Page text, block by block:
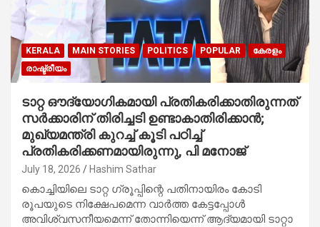
KERALA MAIN STORIES POLITICS POPULAR
കേരളം
രാഷ്ട്രീയം
ടാറ്റ ഔദ്യോഗികമായി പ്രതികരിക്കാതിരുന്നത്
സർക്കാരിന് തിരിച്ചടി ഉണ്ടാകാതിരിക്കാൻ;
മുഖ്യമന്ത്രി കുറച്ച് കൂടി പഠിച്ച്
പ്രതികരിക്കണമായിരുന്നു, പി മനോജ്
July 18, 2026 Hashim Sathar
കൊച്ചിയിലെ ടാറ്റ ഗ്രൂപ്പിന്റെ പതിനായിരം കോടി
രൂപയുടെ നിക്ഷേപമെന്ന വാർത്ത കേട്ടപ്പോൾ
അവിശ്വസനീയമെന്ന് തോന്നിയെന്ന് ആദ്യമായി ടാറ്റാ